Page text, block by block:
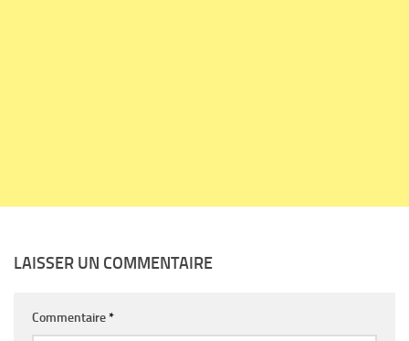
LAISSER UN COMMENTAIRE
Commentaire*